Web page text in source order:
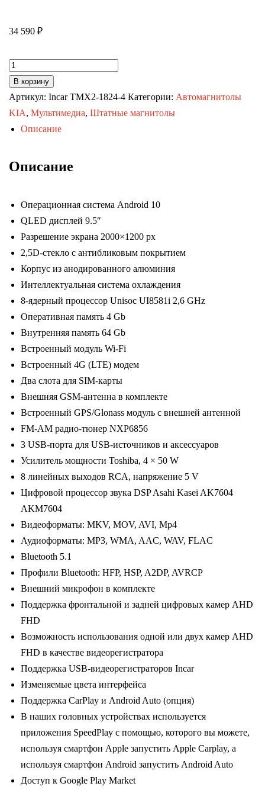
34 590 ₽
Количество
товара
Автомагнитола
KIA
Sportage
10
TMX2-
1824-
4)
Android
10/2000*1200,
BT,
wi-
fi,
4G
LTE,
DSP,
4-
64Gb,
9.5"
В корзину
Артикул: Incar TMX2-1824-4 Категории: Автомагнитолы
KIA, Мультимедиа, Штатные магнитолы
Описание
Описание
Операционная система Android 10
QLED дисплей 9.5″
Разрешение экрана 2000×1200 px
2,5D-стекло с антибликовым покрытием
Корпус из анодированного алюминия
Интеллектуальная система охлаждения
8-ядерный процессор Unisoc UI8581i 2,6 GHz
Оперативная память 4 Gb
Внутренняя память 64 Gb
Встроенный модуль Wi-Fi
Встроенный 4G (LTE) модем
Два слота для SIM-карты
Внешняя GSM-антенна в комплекте
Встроенный GPS/Glonass модуль с внешней антенной
FM-AM радио-тюнер NXP6856
3 USB-порта для USB-источников и аксессуаров
Усилитель мощности Toshiba, 4 × 50 W
8 линейных выходов RCA, напряжение 5 V
Цифровой процессор звука DSP Asahi Kasei AK7604
AKM7604
Видеоформаты: MKV, MOV, AVI, Mp4
Аудиоформаты: MP3, WMA, AAC, WAV, FLAC
Bluetooth 5.1
Профили Bluetooth: HFP, HSP, A2DP, AVRCP
Внешний микрофон в комплекте
Поддержка фронтальной и задней цифровых камер AHD
FHD
Возможность использования одной или двух камер AHD
FHD в качестве видеорегистратора
Поддержка USB-видеорегистраторов Incar
Изменяемые цвета интерфейса
Поддержка CarPlay и Android Auto (опция)
В наших головных устройствах используется
приложения SpeedPlay с помощью, которого вы можете,
используя смартфон Apple запустить Apple Carplay, а
используя смартфон Android запустить Android Auto
Доступ к Google Play Market